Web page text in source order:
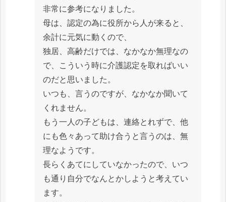
非常に参考になりました。
母は、認定の為に役所から人が来ると、
余計に元気に動くので、
独居、高齢だけでは、なかなか無理なの
で、こういう時に介護認定を取ればいい
のだと思いました。
いつも、言うのですが、なかなか聞いて
くれません。
もう一人の子どもは、連絡とれずで、他
にも色々あって助け合うと言うのは、無
理なようです。
長らくあてにしていなかったので、いつ
も通り自分でなんとかしようと考えてい
ます。